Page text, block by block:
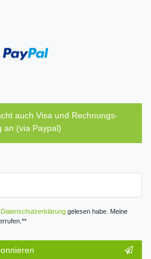
auch Visa und Rechnungs-
an (via Paypal)
Daten­schutz­erklärunggelesen habe. Meine